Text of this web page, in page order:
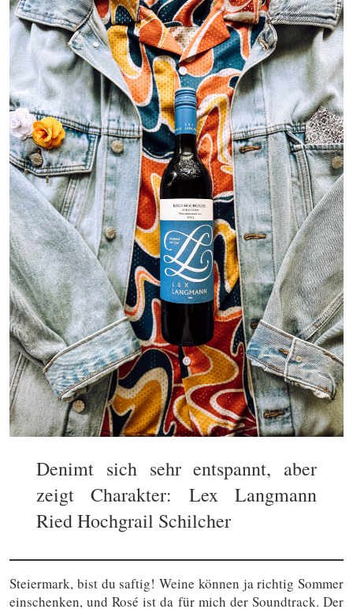
Denimt sich sehr entspannt, aber
zeigt Charakter: Lex Langmann
Ried Hochgrail Schilcher
Steiermark, bist du saftig! Weine können ja richtig Sommer
einschenken, und Rosé ist da für mich der Soundtrack. Der